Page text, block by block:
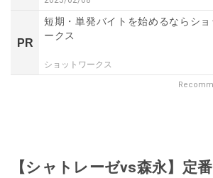
PR
短期・単発バイトを始めるならショ
ークス
ショットワークス
【シャトレーゼvs森永】定